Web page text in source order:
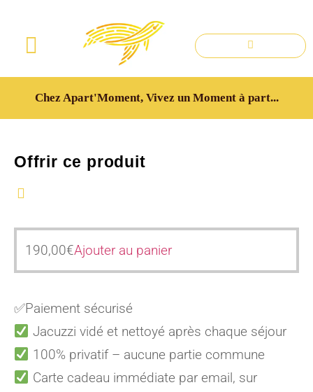
Chez Apart'Moment, Vivez un Moment à part...
Offrir ce produit
190,00€Ajouter au panier
✅Paiement sécurisé
Jacuzzi vidé et nettoyé après chaque séjour
100% privatif – aucune partie commune
Carte cadeau immédiate par email, sur